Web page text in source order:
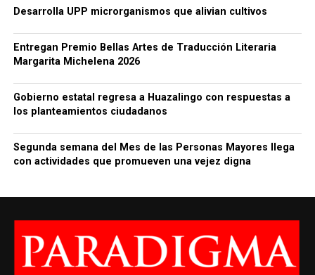
Desarrolla UPP microrganismos que alivian cultivos
Entregan Premio Bellas Artes de Traducción Literaria
Margarita Michelena 2026
Gobierno estatal regresa a Huazalingo con respuestas a
los planteamientos ciudadanos
Segunda semana del Mes de las Personas Mayores llega
con actividades que promueven una vejez digna